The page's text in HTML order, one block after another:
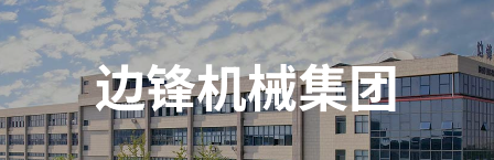
边锋机械集团